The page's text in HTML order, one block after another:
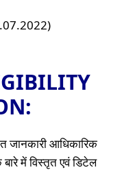
जानकारी आधिकारिक
में विस्तृत एवं डिटेल